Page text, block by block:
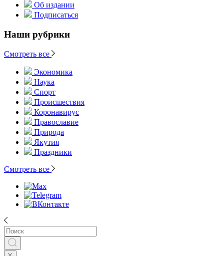
Об издании
Подписаться
Наши рубрики
Смотреть все
Экономика
Наука
Спорт
Происшествия
Коронавирус
Православие
Природа
Якутия
Праздники
Смотреть все